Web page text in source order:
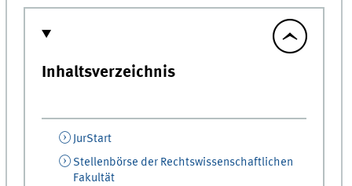
Inhaltsverzeichnis
JurStart
Stellenbörse der Rechtswissenschaftlichen
Fakultät